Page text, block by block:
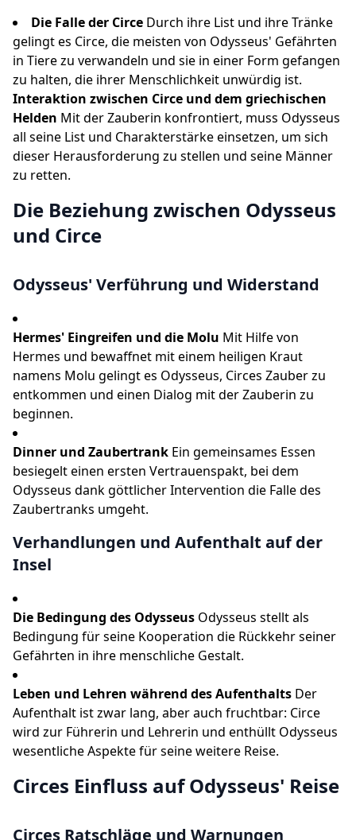
Die Falle der Circe Durch ihre List und ihre Tränke
gelingt es Circe, die meisten von Odysseus' Gefährten
in Tiere zu verwandeln und sie in einer Form gefangen
zu halten, die ihrer Menschlichkeit unwürdig ist.
Interaktion zwischen Circe und dem griechischen
Helden Mit der Zauberin konfrontiert, muss Odysseus
all seine List und Charakterstärke einsetzen, um sich
dieser Herausforderung zu stellen und seine Männer
zu retten.
Die Beziehung zwischen Odysseus
und Circe
Odysseus' Verführung und Widerstand
Hermes' Eingreifen und die Molu Mit Hilfe von
Hermes und bewaffnet mit einem heiligen Kraut
namens Molu gelingt es Odysseus, Circes Zauber zu
entkommen und einen Dialog mit der Zauberin zu
beginnen.
Dinner und Zaubertrank Ein gemeinsames Essen
besiegelt einen ersten Vertrauenspakt, bei dem
Odysseus dank göttlicher Intervention die Falle des
Zaubertranks umgeht.
Verhandlungen und Aufenthalt auf der
Insel
Die Bedingung des Odysseus Odysseus stellt als
Bedingung für seine Kooperation die Rückkehr seiner
Gefährten in ihre menschliche Gestalt.
Leben und Lehren während des Aufenthalts Der
Aufenthalt ist zwar lang, aber auch fruchtbar: Circe
wird zur Führerin und Lehrerin und enthüllt Odysseus
wesentliche Aspekte für seine weitere Reise.
Circes Einfluss auf Odysseus' Reise
Circes Ratschläge und Warnungen